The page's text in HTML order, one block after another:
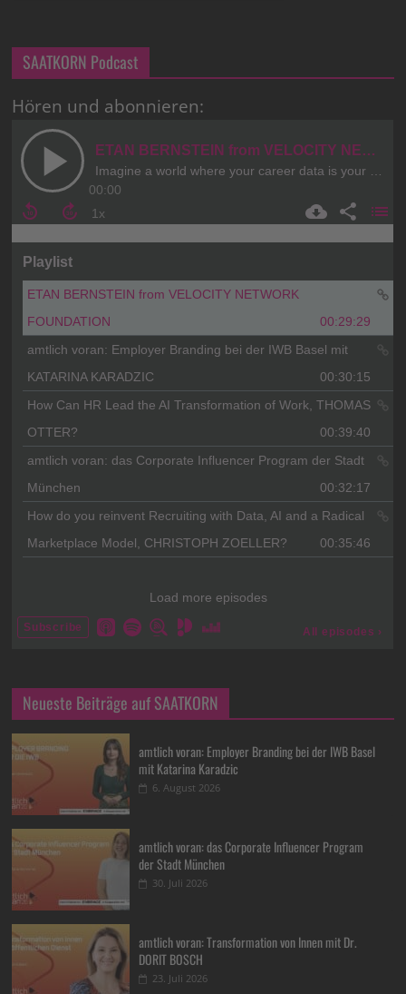
SAATKORN Podcast
Hören und abonnieren:
Neueste Beiträge auf SAATKORN
amtlich voran: Employer Branding bei der IWB Basel
mit Katarina Karadzic
6. August 2026
amtlich voran: das Corporate Influencer Program
der Stadt München
30. Juli 2026
amtlich voran: Transformation von Innen mit Dr.
DORIT BOSCH
23. Juli 2026